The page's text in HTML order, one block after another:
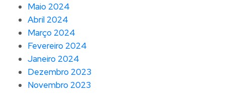
Maio 2024
Abril 2024
Março 2024
Fevereiro 2024
Janeiro 2024
Dezembro 2023
Novembro 2023